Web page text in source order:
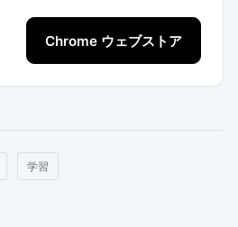
Chrome ウェブストア
学習